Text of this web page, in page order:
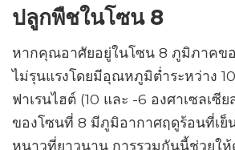
ปลูกพืชในโซน 8
หากคุณอาศัยอยู่ในโซน 8 ภูมิภาคข
ไม่รุนแรงโดยมีอุณหภูมิต่ำระหว่าง
ฟาเรนไฮต์ (10 และ -6 องศาเซลเ
ของโซนที่ 8 มีภูมิอากาศฤดูร้อนที่เย็
หนาวที่ยาวนาน การรวมกันนี้ช่วยใ